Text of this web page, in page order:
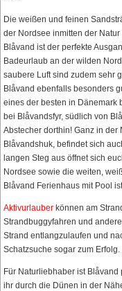
Die weißen und feinen
der Nordsee inmitten der
Blåvand ist der perfekte
Badeurlaub an der wilden
saubere Luft sind zudem sehr
Blåvand ebenfalls besonders
eines der besten in Dänemark
bei Blåvandsfyr, südlich von
Abstecher dorthin! Ganz in
Blåvandshuk, befindet sich
langen Steg aus öffnet sich
Nordsee sowie die weiten,
Blåvand Ferienhaus mit Pool
Aktivurlauber können am
Strandbuggyfahren und
Strand entlangzulaufen und
Schatzsuche sogar zum Erfolg.
Für Naturliebhaber ist
ihr durch die Dünen in der